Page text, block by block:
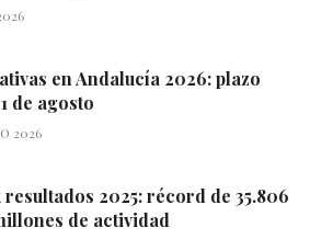
en Andalucía 2026: plazo
de agosto
2026
2025: récord de 35.806
de actividad